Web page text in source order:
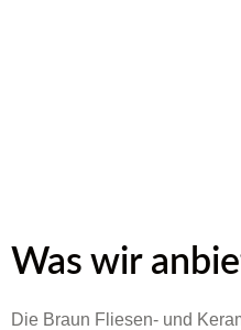
Was wir
Die Braun Fliesen- und